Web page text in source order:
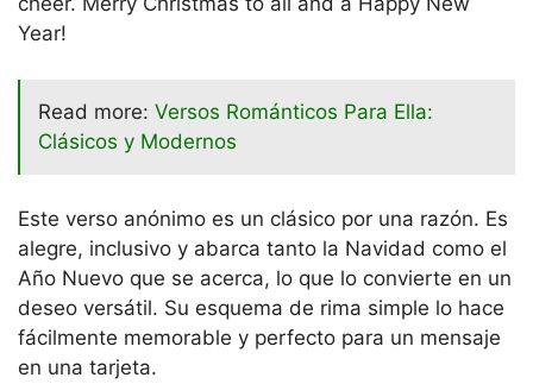
Year!
Read more: Versos Románticos Para Ella:
Clásicos y Modernos
Este verso anónimo es un clásico por una razón. Es
alegre, inclusivo y abarca tanto la Navidad como el
Año Nuevo que se acerca, lo que lo convierte en un
deseo versátil. Su esquema de rima simple lo hace
fácilmente memorable y perfecto para un mensaje
en una tarjeta.